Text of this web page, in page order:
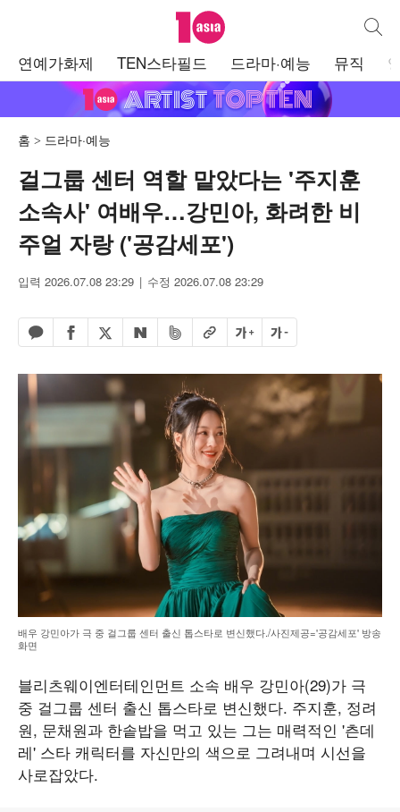
텐아시아 통합
연예가화제 TEN스타필드 드라마·예능 뮤직
홈 드라마·예능
걸그룹 센터 역할 맡았다는 '주지훈
소속사' 여배우…강민아, 화려한 비
주얼 자랑 ('공감세포')
입력 2026.07.08 23:29 수정 2026.07.08 23:29
카카오톡 공유하기
페이스북 공유하기
엑스 공유하기
네이버 공유하기
밴드 공유하기
URL복사글자 크게글자 작게
배우 강민아가 극 중 걸그룹 센터 출신 톱스타로 변신했다./사진제공='공감세포' 방송
화면
블리츠웨이엔터테인먼트 소속 배우 강민아(29)가 극
중 걸그룹 센터 출신 톱스타로 변신했다. 주지훈, 정려
원, 문채원과 한솥밥을 먹고 있는 그는 매력적인 '츤데
레' 스타 캐릭터를 자신만의 색으로 그려내며 시선을
사로잡았다.